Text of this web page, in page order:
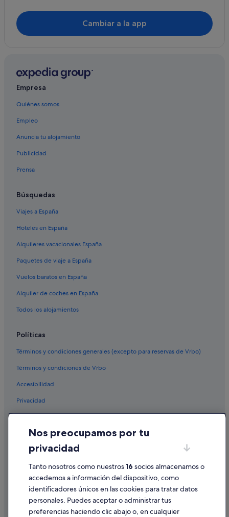
Cambiar a la app
Empresa
Quiénes somos
Empleo
Anuncia tu alojamiento
Publicidad
Prensa
Búsquedas
Viajes a España
Hoteles en España
Alquileres vacacionales España
Paquetes de viaje a España
Vuelos baratos en España
Alquiler de coches en España
Todos los alojamientos
Políticas
Términos y condiciones generales (excepto para reservas de Vrbo)
Términos y condiciones de Vrbo
Accesibilidad
Privacidad
Cookies
Condiciones de uso
Información legal/contacto
Pautas sobre el contenido y cómo denunciar contenido
Ayuda
Nos preocupamos por tu
privacidad
Tanto nosotros como nuestros16 socios almacenamos o
accedemos a información del dispositivo, como
identificadores únicos en las cookies para tratar datos
personales. Puedes aceptar o administrar tus
preferencias haciendo clic abajo o, en cualquier